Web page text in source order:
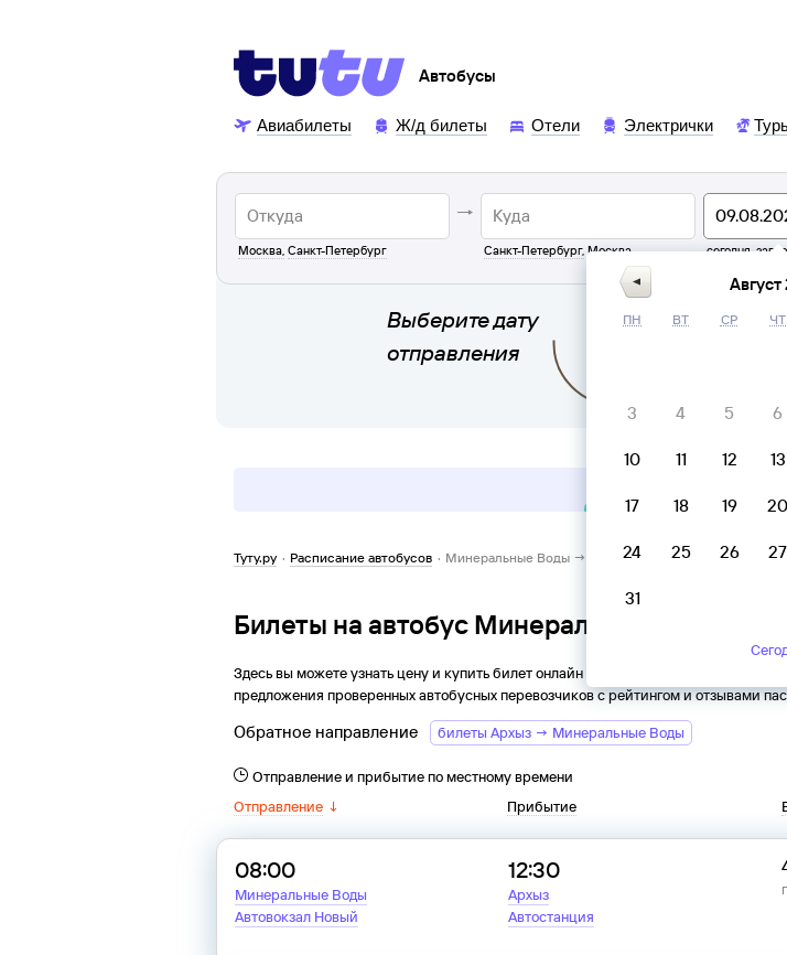
Автобусы
Авиабилеты Ж/д билеты Отели Электрички
Москва, Санкт-Петербург Санкт-Петербург, Москва сегодня,
Выберите дату
отправления
Туту.ру · Расписание автобусов · Минеральные Воды → Архыз
Билеты на автобус Минеральные Воды →
Здесь вы можете узнать цену и купить билет онлайн на автобус из
предложения проверенных автобусных перевозчиков с рейтингом и отзывами
Обратное направление билеты Архыз → Минеральные Воды
Отправление и прибытие по местному времени
Отправление ↓ Прибытие
08:00
Минеральные Воды
Автовокзал Новый
12:30
Архыз
Автостанция
ПН ВТ СР ЧТ
3 4 5 6
10 11 12 13
17 18 19 20
24 25 26 27
31